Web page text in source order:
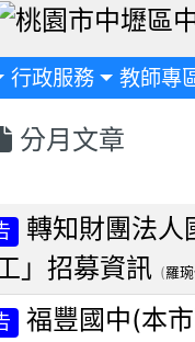
行政服務 教師專
分月文章
轉知財團法人
」招募資訊 (羅
福豐國中(本